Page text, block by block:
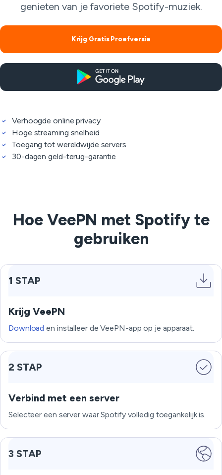
genieten van je favoriete Spotify-muziek.
Krijg Gratis Proefversie
Verhoogde online privacy
Hoge streaming snelheid
Toegang tot wereldwijde servers
30-dagen geld-terug-garantie
Hoe VeePN met Spotify te
gebruiken
1 STAP
Krijg VeePN
Download en installeer de VeePN-app op je apparaat.
2 STAP
Verbind met een server
Selecteer een server waar Spotify volledig toegankelijk is.
3 STAP